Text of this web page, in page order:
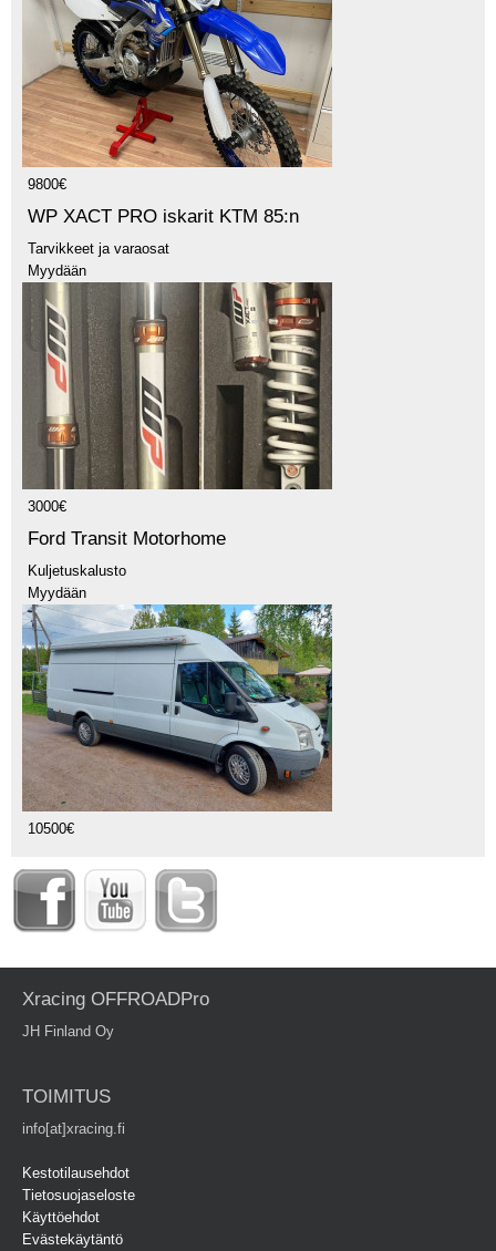
9800€
WP XACT PRO iskarit KTM 85:n
Tarvikkeet ja varaosat
Myydään
3000€
Ford Transit Motorhome
Kuljetuskalusto
Myydään
10500€
Xracing OFFROADPro
JH Finland Oy
TOIMITUS
info[at]xracing.fi
Kestotilausehdot
Tietosuojaseloste
Käyttöehdot
Evästekäytäntö